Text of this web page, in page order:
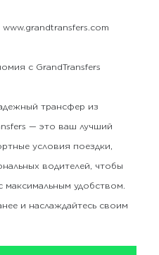
с GrandTransfers
трансфер из
— это ваш лучший
условия поездки,
водителей, чтобы
максимальным удобством.
и наслаждайтесь своим